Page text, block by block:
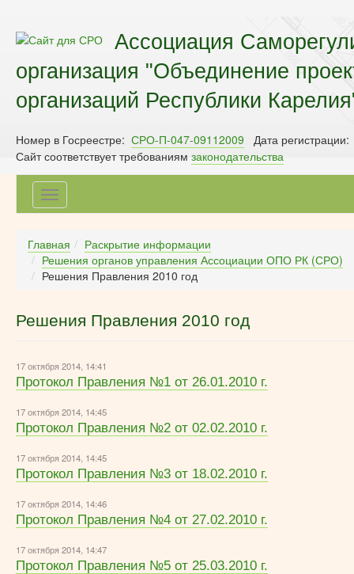
Ассоциация
организация "Объединение
организаций Республики
Номер в Госреестре: СРО-П-047-09112009 Дата
Сайт соответствует требованиям законодательства
Toggle
navigation
Главная
Раскрытие информации
Решения органов управления Ассоциации ОПО РК (СРО)
Решения Правления 2010 год
Решения Правления 2010 год
17 октября 2014, 14:41
Протокол Правления №1 от 26.01.2010 г.
17 октября 2014, 14:45
Протокол Правления №2 от 02.02.2010 г.
17 октября 2014, 14:45
Протокол Правления №3 от 18.02.2010 г.
17 октября 2014, 14:46
Протокол Правления №4 от 27.02.2010 г.
17 октября 2014, 14:47
Протокол Правления №5 от 25.03.2010 г.